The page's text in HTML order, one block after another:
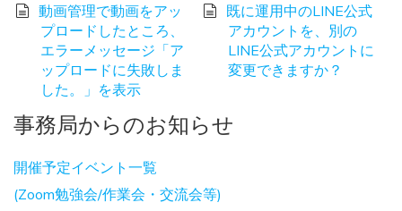
動画管理で動画をアッ
プロードしたところ、
エラーメッセージ「ア
ップロードに失敗しま
した。」を表示
既に運用中のLINE公式
アカウントを、別の
LINE公式アカウントに
変更できますか？
事務局からのお知らせ
開催予定イベント一覧
(Zoom勉強会/作業会・交流会等)